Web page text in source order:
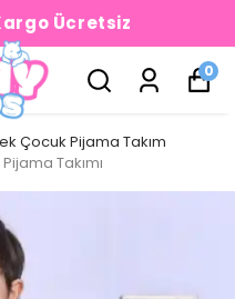
Ücretsiz
0
Çocuk Pijama Takım
Takımı